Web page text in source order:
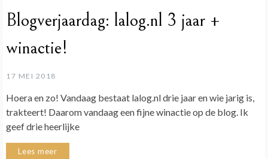
Blogverjaardag: lalog.nl 3 jaar +
winactie!
17 MEI 2018
Hoera en zo! Vandaag bestaat lalog.nl drie jaar en wie jarig is,
trakteert! Daarom vandaag een fijne winactie op de blog. Ik
geef drie heerlijke
Lees meer